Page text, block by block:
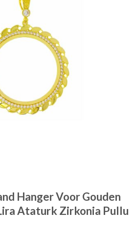
Hanger Voor Gouden
Ataturk Zirkonia Pullu